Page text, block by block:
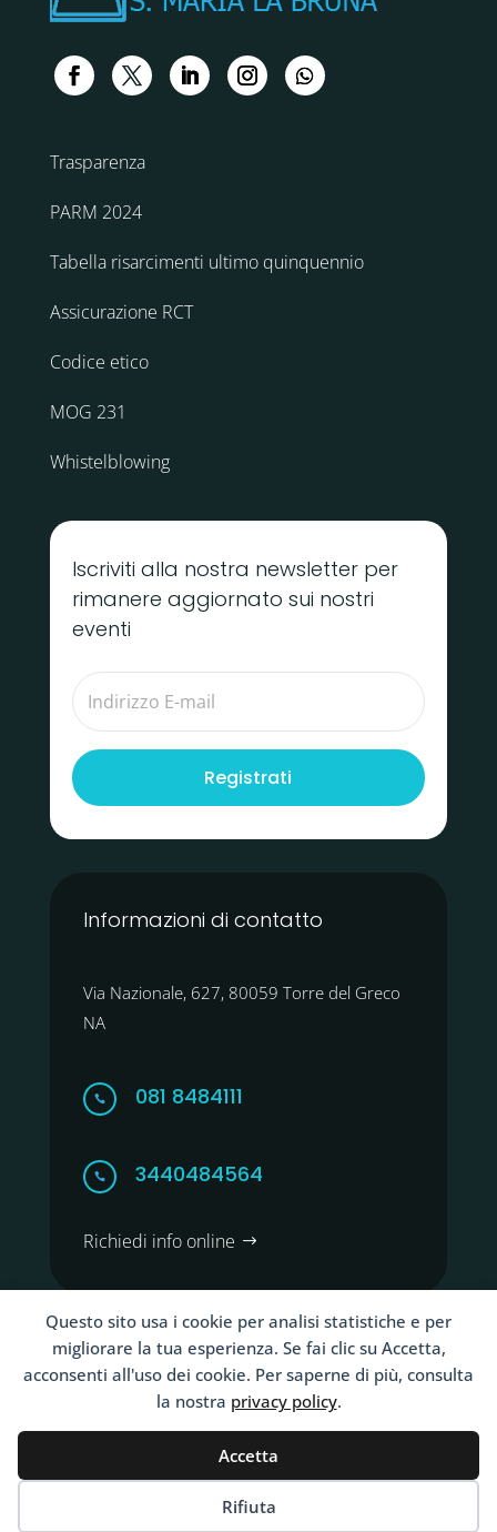
Questo sito usa i cookie per analisi statistiche e per
migliorare la tua esperienza. Se fai clic su Accetta,
acconsenti all'uso dei cookie. Per saperne di più, consulta
la nostra privacy policy.
Accetta
Rifiuta
Trasparenza
PARM 2024
Tabella risarcimenti ultimo quinquennio
Assicurazione RCT
Codice etico
MOG 231
Whistelblowing
Iscriviti alla nostra newsletter per
rimanere aggiornato sui nostri
eventi
Registrati
Informazioni di contatto
Via Nazionale, 627, 80059 Torre del Greco
NA
 081 8484111
 3440484564
Richiedi info online
Copyright ©2026 Clinica Santa Maria La Bruna Torre
Terms and Conditions